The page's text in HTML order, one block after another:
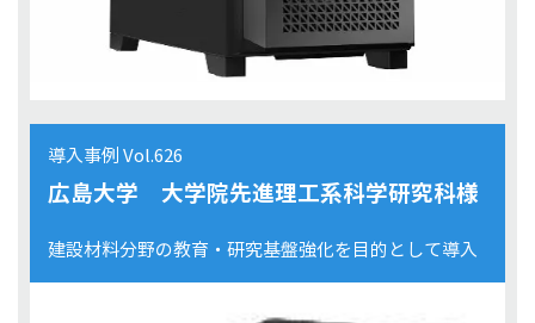
導入事例 Vol.626
広島大学 大学院先進理工系科学研究科様
建設材料分野の教育・研究基盤強化を目的として導入